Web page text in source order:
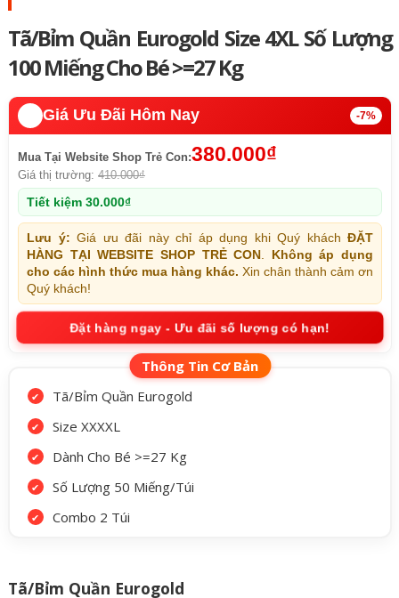
Tã/Bỉm Quần Eurogold Size 4XL Số Lượng
100 Miếng Cho Bé >=27 Kg
Giá Ưu Đãi Hôm Nay -7%
Mua Tại Website Shop Trẻ Con:380.000₫
Giá thị trường: 410.000₫
Tiết kiệm 30.000₫
Lưu ý: Giá ưu đãi này chỉ áp dụng khi Quý khách ĐẶT
HÀNG TẠI WEBSITE SHOP TRẺ CON
Không áp dụng
cho các hình thức mua hàng khác. Xin chân thành cảm ơn
Quý khách!
Đặt hàng ngay - Ưu đãi số lượng có hạn!
Tã/Bỉm Quần Eurogold
Size XXXXL
Dành Cho Bé >=27 Kg
Số Lượng 50 Miếng/Túi
Combo 2 Túi
Tã/Bỉm Quần Eurogold